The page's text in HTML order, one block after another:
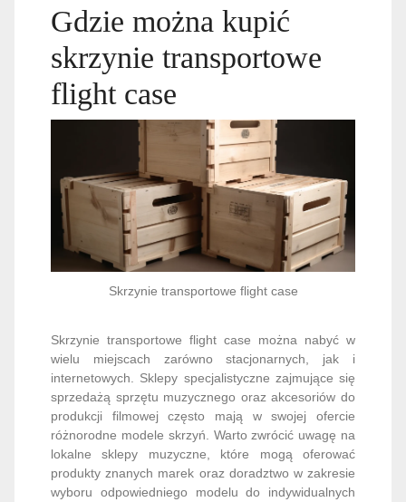
Gdzie można kupić
skrzynie transportowe
flight case
Skrzynie transportowe flight case
Skrzynie transportowe flight case można nabyć w
wielu miejscach zarówno stacjonarnych, jak i
internetowych. Sklepy specjalistyczne zajmujące się
sprzedażą sprzętu muzycznego oraz akcesoriów do
produkcji filmowej często mają w swojej ofercie
różnorodne modele skrzyń. Warto zwrócić uwagę na
lokalne sklepy muzyczne, które mogą oferować
produkty znanych marek oraz doradztwo w zakresie
wyboru odpowiedniego modelu do indywidualnych